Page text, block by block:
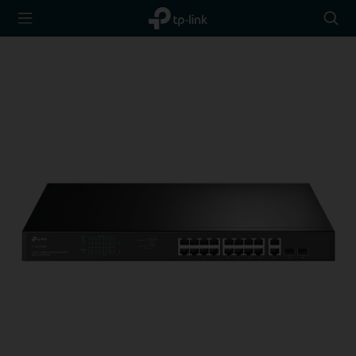
TP-Link,
Reliably
icon